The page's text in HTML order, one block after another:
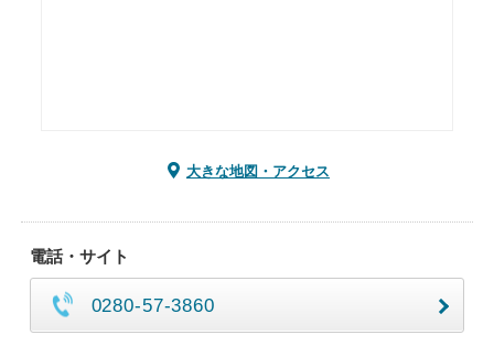
大きな地図・アクセス
電話・サイト
0280-57-3860